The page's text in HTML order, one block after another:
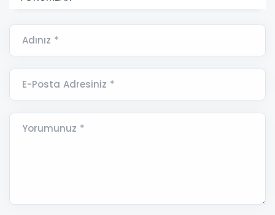
Adınız *
E-Posta Adresiniz *
Yorumunuz *